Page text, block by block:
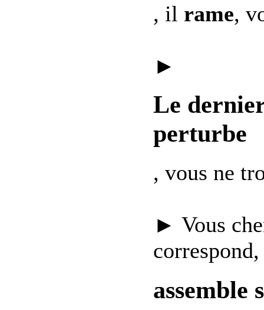
, il rame,
►
Le
perturbe
, vous ne
► Vous
correspond,
assemble